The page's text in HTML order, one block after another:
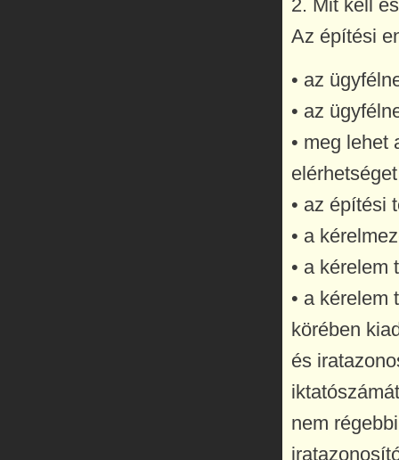
2. Mit kell
Az építési
• az
• az
• meg lehet
• az építési
• a
• a kérelem
• a kérelem
körében
és
nem